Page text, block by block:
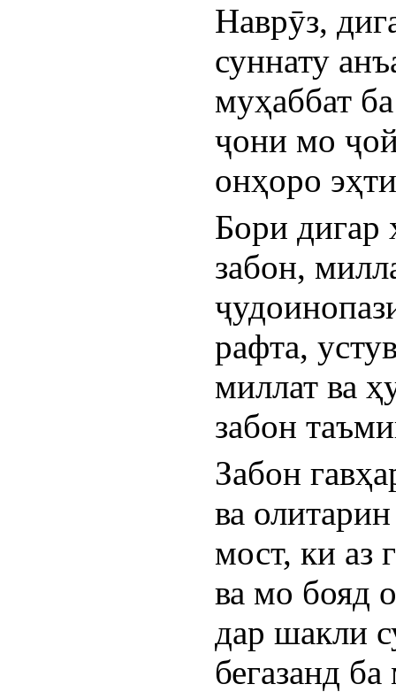
Наврӯз,
суннату
муҳаббат
ҷони мо
онҳоро
Бори
забон,
рафта,
миллат ва
забон
Забон
ва
мост, ки аз
ва мо бояд
дар шакли
бегазанд